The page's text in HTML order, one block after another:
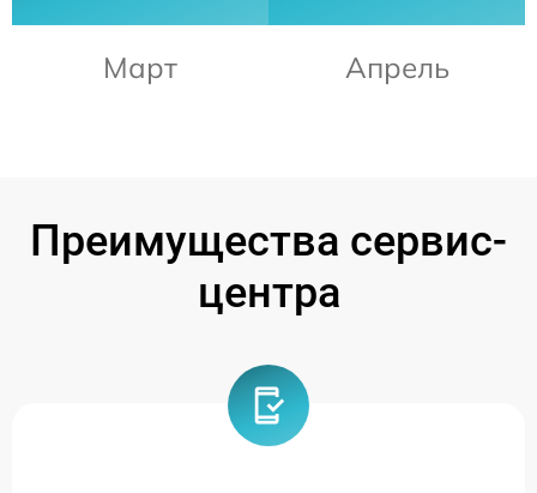
Март Апрель
Преимущества сервис-
центра